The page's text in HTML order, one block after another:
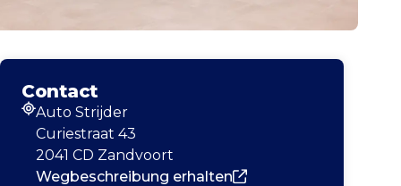
Contact
Adresse
Auto Strijder
Curiestraat 43
2041 CD Zandvoort
Wegbeschreibung erhalten